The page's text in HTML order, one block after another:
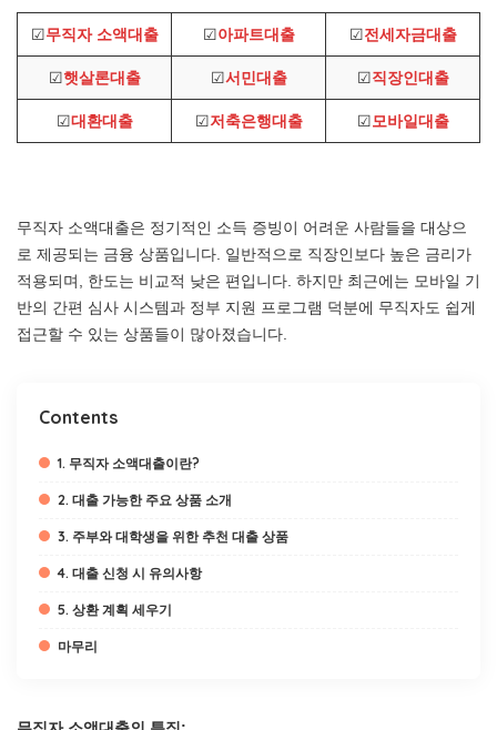
☑무직자 소액대출 ☑아파트대출 ☑전세자금대출
☑햇살론대출 ☑서민대출 ☑직장인대출
☑대환대출 ☑저축은행대출 ☑모바일대출
무직자 소액대출은 정기적인 소득 증빙이 어려운 사람들을 대상으
로 제공되는 금융 상품입니다. 일반적으로 직장인보다 높은 금리가
적용되며, 한도는 비교적 낮은 편입니다. 하지만 최근에는 모바일 기
반의 간편 심사 시스템과 정부 지원 프로그램 덕분에 무직자도 쉽게
접근할 수 있는 상품들이 많아졌습니다.
Contents
1. 무직자 소액대출이란?
2. 대출 가능한 주요 상품 소개
3. 주부와 대학생을 위한 추천 대출 상품
4. 대출 신청 시 유의사항
5. 상환 계획 세우기
마무리